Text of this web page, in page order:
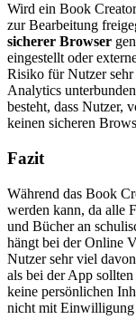
Wird ein Book
zur Bearbeitung
sicherer Browser
eingestellt oder
Risiko für Nutzer
Analytics
besteht, dass Nutzer,
keinen sicheren
Fazit
Während das Book
werden kann, da alle
und Bücher an
hängt bei der Online
Nutzer sehr viel
als bei der App
keine persönlichen
nicht mit Einwilligung